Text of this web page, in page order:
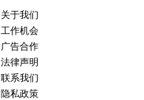
关于我们
工作机会
广告合作
法律声明
联系我们
隐私政策